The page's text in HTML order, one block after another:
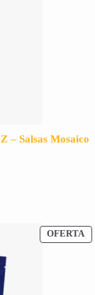
– Salsas Mosaico
OFERTA